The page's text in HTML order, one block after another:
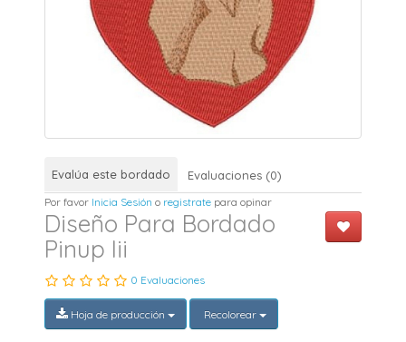
Evalúa este bordado Evaluaciones (0)
Por favor Inicia Sesión o registrate para opinar
Diseño Para Bordado
Pinup Iii
0 Evaluaciones
Hoja de producción Recolorear